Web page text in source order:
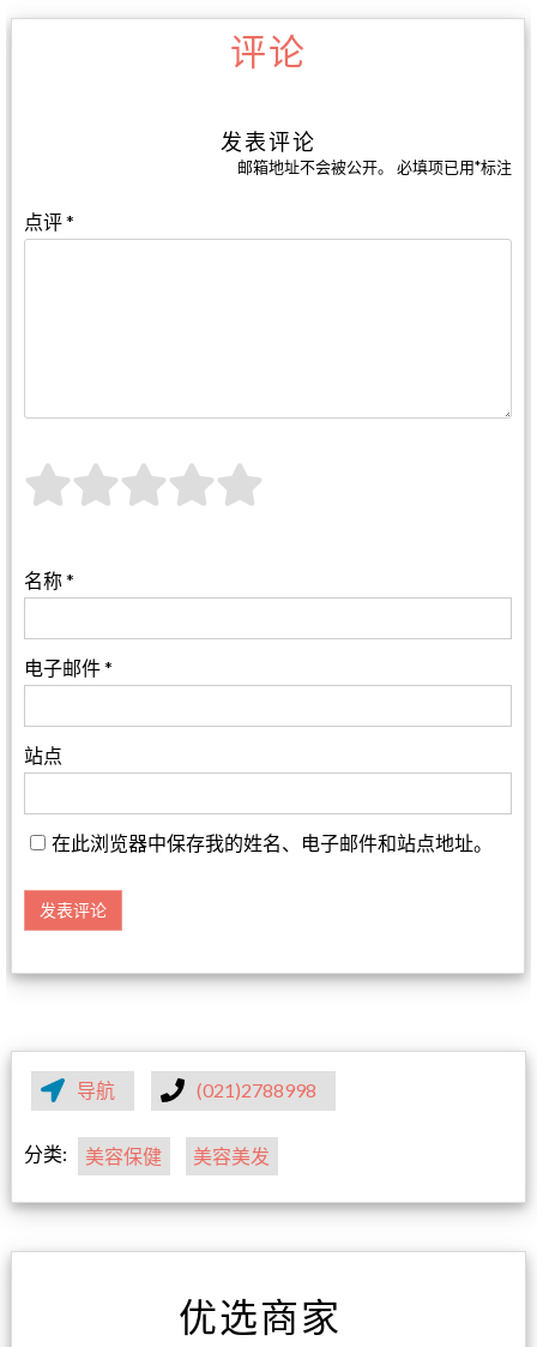
评论
发表评论
邮箱地址不会被公开。 必填项已用*标注
点评*
名称*
电子邮件*
站点
在此浏览器中保存我的姓名、电子邮件和站点地址。
导航 (021)2788998
分类: 美容保健 美容美发
优选商家